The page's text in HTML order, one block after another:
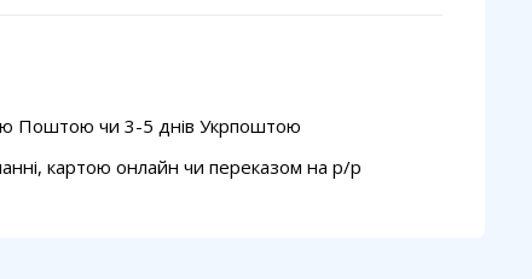
Поштою чи 3-5 днів Укрпоштою
картою онлайн чи переказом на p/p